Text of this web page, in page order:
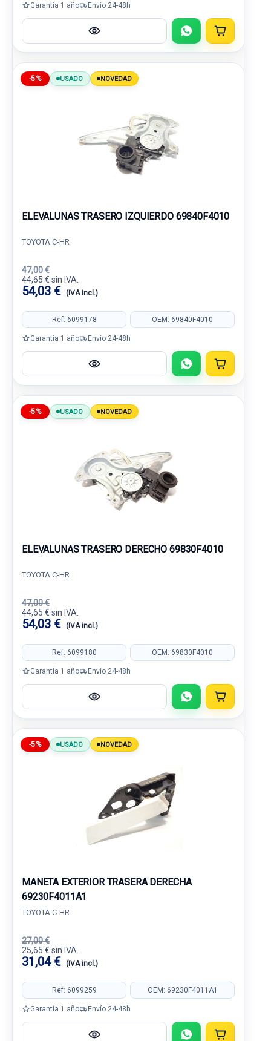
Garantía 1 año Envío 24-48h
-5% USADO NOVEDAD
ELEVALUNAS TRASERO IZQUIERDO 69840F4010
TOYOTA C-HR
47,00 €
44,65 € sin IVA.
54,03 € (IVA incl.)
Ref: 6099178 OEM: 69840F4010
Garantía 1 año Envío 24-48h
-5% USADO NOVEDAD
ELEVALUNAS TRASERO DERECHO 69830F4010
TOYOTA C-HR
47,00 €
44,65 € sin IVA.
54,03 € (IVA incl.)
Ref: 6099180 OEM: 69830F4010
Garantía 1 año Envío 24-48h
-5% USADO NOVEDAD
MANETA EXTERIOR TRASERA DERECHA
69230F4011A1
TOYOTA C-HR
27,00 €
25,65 € sin IVA.
31,04 € (IVA incl.)
Ref: 6099259 OEM: 69230F4011A1
Garantía 1 año Envío 24-48h